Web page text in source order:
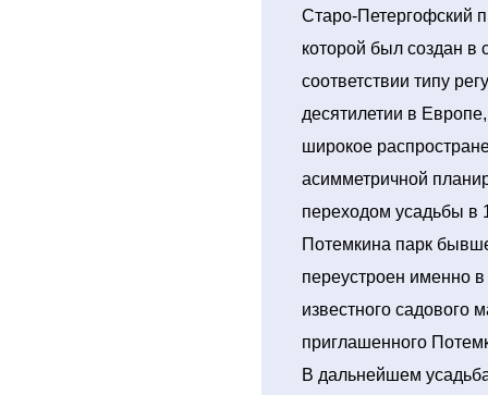
Старо-Петергофский
которой был создан в
соответствии типу
десятилетии в
широкое
асимметричной
переходом усадьбы в
Потемкина парк
переустроен именно
известного садового
приглашенного
В дальнейшем